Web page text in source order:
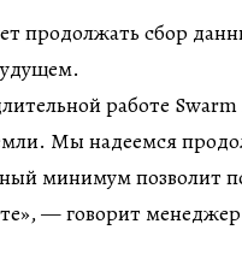
продолжать сбор
работе
Мы надеемся
минимум позволит
— говорит